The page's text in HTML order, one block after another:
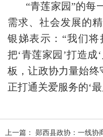
“青莲家园”的每
需求、社会发展的
银娣表示：“我们将
把‘青莲家园’打造成
板，让政协力量始终
正打通关爱服务的‘
上一篇： 郧西县政协：一线协